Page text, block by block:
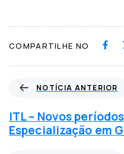
COMPARTILHE NO
t
í
c
NOTÍCIA ANTERIOR
ITL – Novos
Especialização em